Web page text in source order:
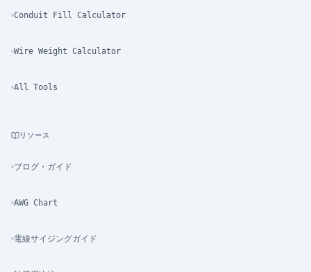
Conduit Fill Calculator
Wire Weight Calculator
All Tools
リソース
ブログ・ガイド
AWG Chart
電線サイジングガイド